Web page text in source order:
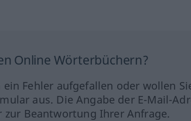
Online Wörterbüchern?
Fehler aufgefallen oder wollen
aus. Die Angabe der E-Mail-
Beantwortung Ihrer Anfrage.